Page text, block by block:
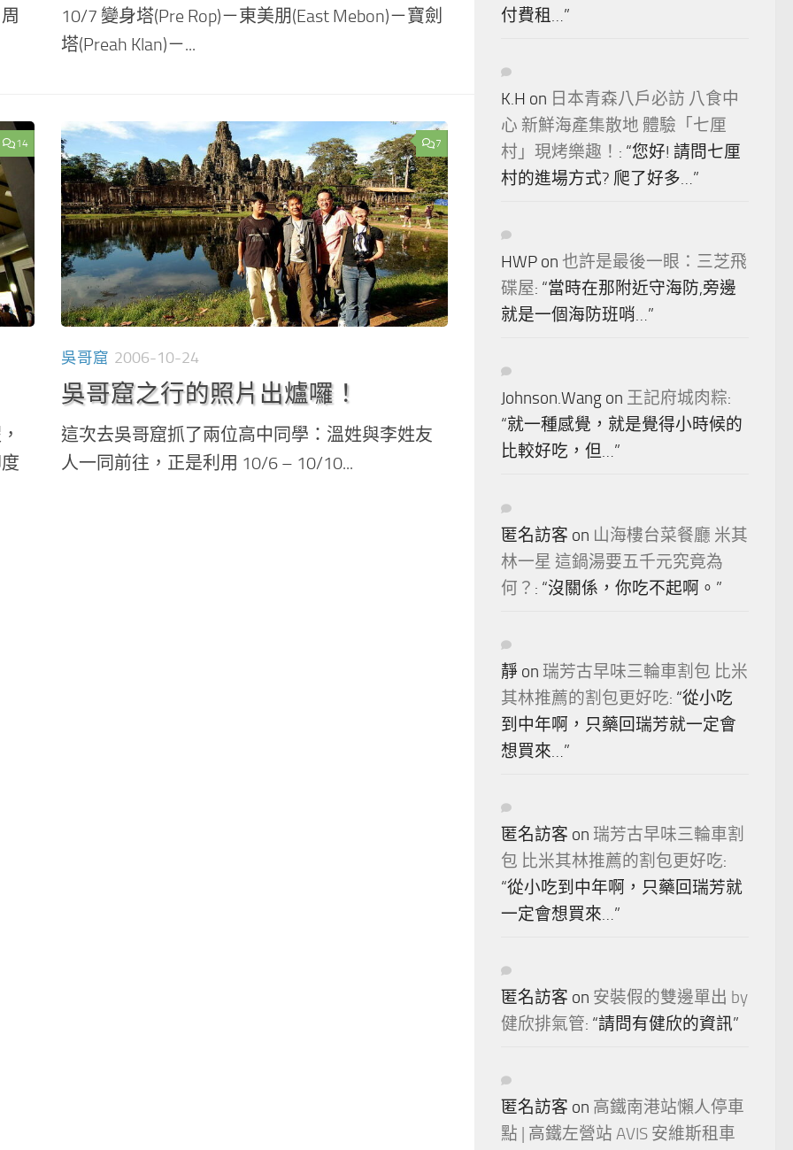
10/7 變身塔(Pre Rop)－東美朋(East Mebon)－寶劍
塔(Preah Klan)－...
14 7
吳哥窟 2006-10-24
吳哥窟之行的照片出爐囉！
這次去吳哥窟抓了兩位高中同學：溫姓與李姓友
人一同前往，正是利用 10/6 – 10/10...
付費租…”
K.H on 日本青森八戶必訪 八食中
心 新鮮海產集散地 體驗「七厘
村」現烤樂趣！ : “您好! 請問七厘
村的進場方式? 爬了好多…”
HWP on 也許是最後一眼：三芝飛
碟屋: “當時在那附近守海防,旁邊
就是一個海防班哨…”
Johnson.Wang on 王記府城肉粽:
“就一種感覺，就是覺得小時候的
比較好吃，但…”
匿名訪客 on 山海樓台菜餐廳 米其
林一星 這鍋湯要五千元究竟為
何？ : “沒關係，你吃不起啊。 ”
靜 on 瑞芳古早味三輪車割包 比米
其林推薦的割包更好吃: “從小吃
到中年啊，只藥回瑞芳就一定會
想買來…”
匿名訪客 on 瑞芳古早味三輪車割
包 比米其林推薦的割包更好吃:
“從小吃到中年啊，只藥回瑞芳就
一定會想買來…”
匿名訪客 on 安裝假的雙邊單出 by
健欣排氣管: “請問有健欣的資訊”
匿名訪客 on 高鐵南港站懶人停車
點 | 高鐵左營站 AVIS 安維斯租車